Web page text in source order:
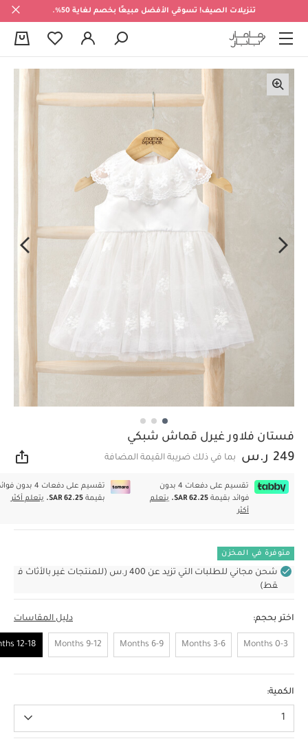
تنزيلات الصيف! تسوقي الأفضل مبيعًا بخصم لغاية 50%.
فستان فلاور غيرل قماش شبكي
249 ر.س بما في ذلك ضريبة القيمة المضافة
تقسيم على دفعات 4 بدون
فوائد بقيمة SAR 62.25.
يتعلم
أكثر
تقسيم على دفعات 4 بدون
بقيمةSAR 62.25. يتعلم أكثر
متوفرة في المخزن
شحن مجاني للطلبات التي تزيد عن 400 ر.س (للمنتجات غير بالأثاث ف
قط)
اختر بحجم: دليل المقاسات
0-3 Months
3-6 Months
6-9 Months
9-12 Months
12-18 Months
الكمية:
1